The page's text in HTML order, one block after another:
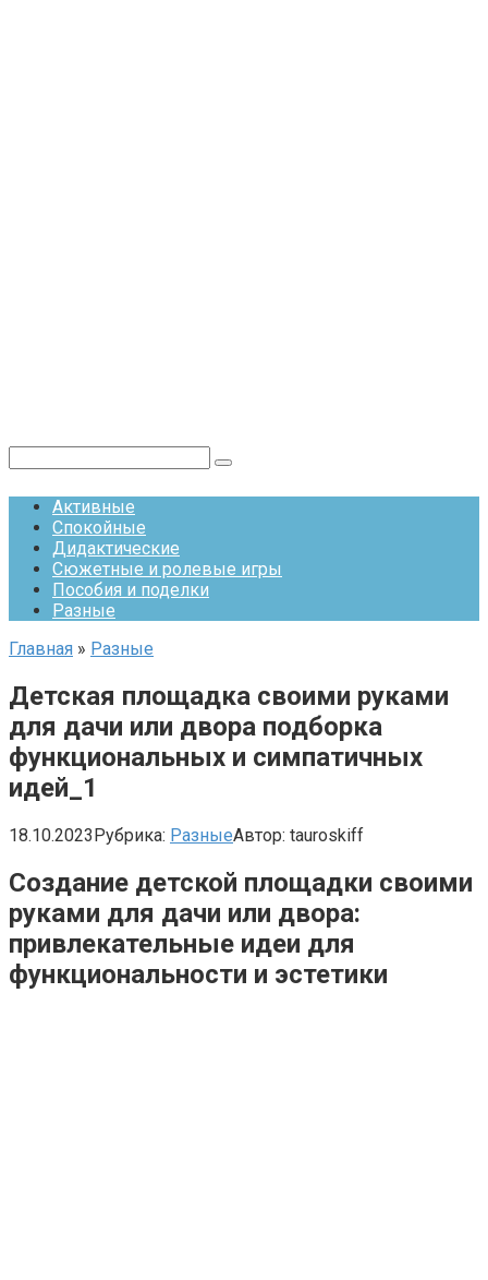
Активные
Спокойные
Дидактические
Сюжетные и ролевые игры
Пособия и поделки
Разные
Главная » Разные
Детская площадка своими руками
для дачи или двора подборка
функциональных и симпатичных
идей_1
18.10.2023Рубрика: РазныеАвтор: tauroskiff
Создание детской площадки своими
руками для дачи или двора:
привлекательные идеи для
функциональности и эстетики